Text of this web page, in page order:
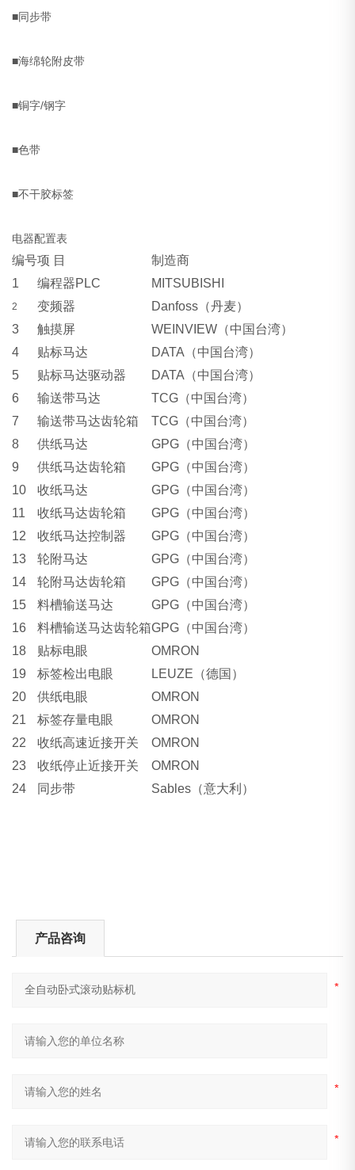
■同步带
■海绵轮附皮带
■铜字/钢字
■色带
■不干胶标签
电器配置表
编号项 目
制造商
1
编程器PLC MITSUBISHI
2 变频器 Danfoss （丹麦）
3
触摸屏 WEINVIEW（中国台湾）
4
贴标马达 DATA （中国台湾）
5
贴标马达驱动器 DATA （中国台湾）
6
输送带马达 TCG （中国台湾）
7
输送带马达齿轮箱 TCG （中国台湾）
8
供纸马达 GPG （中国台湾）
9
供纸马达齿轮箱 GPG （中国台湾）
10
收纸马达 GPG （中国台湾）
11
收纸马达齿轮箱 GPG （中国台湾）
12
收纸马达控制器 GPG （中国台湾）
13
轮附马达 GPG （中国台湾）
14
轮附马达齿轮箱 GPG （中国台湾）
15
料槽输送马达 GPG （中国台湾）
16
料槽输送马达齿轮箱GPG （中国台湾）
18
贴标电眼
OMRON
19
标签检出电眼 LEUZE （德国）
20
供纸电眼
OMRON
21
标签存量电眼
OMRON
22
收纸高速近接开关
OMRON
23
收纸停止近接开关
OMRON
24
同步带 Sables（意大利）
产品咨询